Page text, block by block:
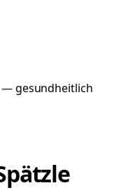
— gesundheitlich